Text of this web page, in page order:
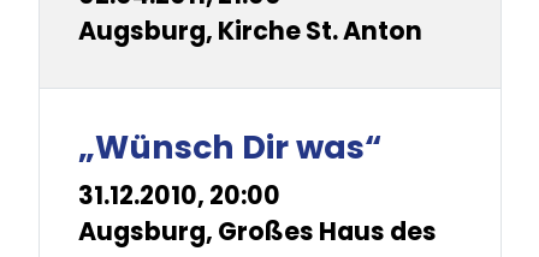
Augsburg, Kirche St. Anton
„Wünsch Dir was“
31.12.2010, 20:00
Augsburg, Großes Haus des